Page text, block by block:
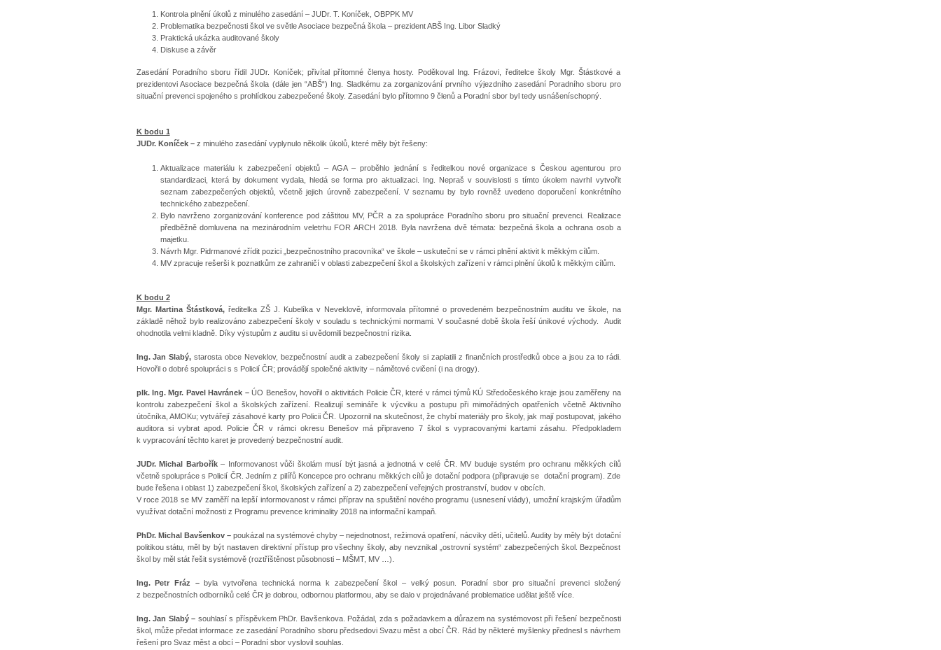
Kontrola plnění úkolů z minulého zasedání – JUDr. T. Koníček, OBPPK MV
Problematika bezpečnosti škol ve světle Asociace bezpečná škola – prezident ABŠ Ing. Libor Sladký
Praktická ukázka auditované školy
Diskuse a závěr
Zasedání Poradního sboru řídil JUDr. Koníček; přivítal přítomné členya hosty. Poděkoval Ing. Frázovi, ředitelce školy Mgr. Štástkové a
prezidentovi Asociace bezpečná škola (dále jen “ABŠ“) Ing. Sladkému za zorganizování prvního výjezdního zasedání Poradního sboru pro
situační prevenci spojeného s prohlídkou zabezpečené školy. Zasedání bylo přítomno 9 členů a Poradní sbor byl tedy usnášeníschopný.
K bodu 1
JUDr. Koníček – z minulého zasedání vyplynulo několik úkolů, které měly být řešeny:
Aktualizace materiálu k zabezpečení objektů – AGA – proběhlo jednání s ředitelkou nové organizace s Českou agenturou pro
standardizaci, která by dokument vydala, hledá se forma pro aktualizaci. Ing. Nepraš v souvislosti s tímto úkolem navrhl vytvořit
seznam zabezpečených objektů, včetně jejich úrovně zabezpečení. V seznamu by bylo rovněž uvedeno doporučení konkrétního
technického zabezpečení.
Bylo navrženo zorganizování konference pod záštitou MV, PČR a za spolupráce Poradního sboru pro situační prevenci. Realizace
předběžně domluvena na mezinárodním veletrhu FOR ARCH 2018. Byla navržena dvě témata: bezpečná škola a ochrana osob a
majetku.
Návrh Mgr. Pidrmanové zřídit pozici „bezpečnostního pracovníka“ ve škole – uskuteční se v rámci plnění aktivit k měkkým cílům.
MV zpracuje rešerši k poznatkům ze zahraničí v oblasti zabezpečení škol a školských zařízení v rámci plnění úkolů k měkkým cílům.
K bodu 2
Mgr. Martina Štástková, ředitelka ZŠ J. Kubelíka v Neveklově, informovala přítomné o provedeném bezpečnostním auditu ve škole, na
základě něhož bylo realizováno zabezpečení školy v souladu s technickými normami. V současné době škola řeší únikové východy. Audit
ohodnotila velmi kladně. Díky výstupům z auditu si uvědomili bezpečnostní rizika.
Ing. Jan Slabý, starosta obce Neveklov, bezpečnostní audit a zabezpečení školy si zaplatili z finančních prostředků obce a jsou za to rádi.
Hovořil o dobré spolupráci s s Policií ČR; provádějí společné aktivity – námětové cvičení (i na drogy).
plk. Ing. Mgr. Pavel Havránek –ÚO Benešov, hovořil o aktivitách Policie ČR, které v rámci týmů KÚ Středočeského kraje jsou zaměřeny na
kontrolu zabezpečení škol a školských zařízení. Realizují semináře k výcviku a postupu při mimořádných opatřeních včetně Aktivního
útočníka, AMOKu; vytvářejí zásahové karty pro Policii ČR. Upozornil na skutečnost, že chybí materiály pro školy, jak mají postupovat, jakého
auditora si vybrat apod. Policie ČR v rámci okresu Benešov má připraveno 7 škol s vypracovanými kartami zásahu. Předpokladem
k vypracování těchto karet je provedený bezpečnostní audit.
JUDr. Michal Barbořík– Informovanost vůči školám musí být jasná a jednotná v celé ČR. MV buduje systém pro ochranu měkkých cílů
včetně spolupráce s Policií ČR. Jedním z pilířů Koncepce pro ochranu měkkých cílů je dotační podpora (připravuje se dotační program). Zde
bude řešena i oblast 1) zabezpečení škol, školských zařízení a 2) zabezpečení veřejných prostranství, budov v obcích.
V roce 2018 se MV zaměří na lepší informovanost v rámci příprav na spuštění nového programu (usnesení vlády), umožní krajským úřadům
využívat dotační možnosti z Programu prevence kriminality 2018 na informační kampaň.
PhDr. Michal Bavšenkov – poukázal na systémové chyby – nejednotnost, režimová opatření, nácviky dětí, učitelů. Audity by měly být dotační
politikou státu, měl by být nastaven direktivní přístup pro všechny školy, aby nevznikal „ostrovní systém“ zabezpečených škol. Bezpečnost
škol by měl stát řešit systémově (roztříštěnost působnosti – MŠMT, MV …).
Ing. Petr Fráz – byla vytvořena technická norma k zabezpečení škol – velký posun. Poradní sbor pro situační prevenci složený
z bezpečnostních odborníků celé ČR je dobrou, odbornou platformou, aby se dalo v projednávané problematice udělat ještě více.
Ing. Jan Slabý – souhlasí s příspěvkem PhDr. Bavšenkova. Požádal, zda s požadavkem a důrazem na systémovost při řešení bezpečnosti
škol, může předat informace ze zasedání Poradního sboru předsedovi Svazu měst a obcí ČR. Rád by některé myšlenky přednesl s návrhem
řešení pro Svaz měst a obcí – Poradní sbor vyslovil souhlas.